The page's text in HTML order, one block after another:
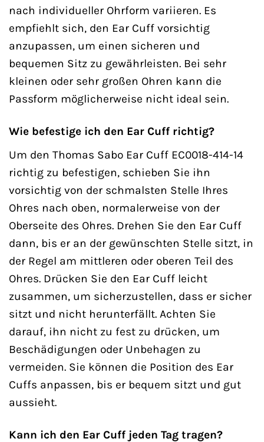
nach individueller Ohrform variieren. Es
empfiehlt sich, den Ear Cuff vorsichtig
anzupassen, um einen sicheren und
bequemen Sitz zu gewährleisten. Bei sehr
kleinen oder sehr großen Ohren kann die
Passform möglicherweise nicht ideal sein.
Wie befestige ich den Ear Cuff richtig?
Um den Thomas Sabo Ear Cuff EC0018-414-14
richtig zu befestigen, schieben Sie ihn
vorsichtig von der schmalsten Stelle Ihres
Ohres nach oben, normalerweise von der
Oberseite des Ohres. Drehen Sie den Ear Cuff
dann, bis er an der gewünschten Stelle sitzt, in
der Regel am mittleren oder oberen Teil des
Ohres. Drücken Sie den Ear Cuff leicht
zusammen, um sicherzustellen, dass er sicher
sitzt und nicht herunterfällt. Achten Sie
darauf, ihn nicht zu fest zu drücken, um
Beschädigungen oder Unbehagen zu
vermeiden. Sie können die Position des Ear
Cuffs anpassen, bis er bequem sitzt und gut
aussieht.
Kann ich den Ear Cuff jeden Tag tragen?